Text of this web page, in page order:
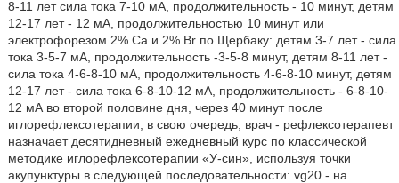
8-11 лет сила тока 7-10 мА, продолжительность - 10 минут, детям
12-17 лет - 12 мА, продолжительностью 10 минут или
электрофорезом 2% Са и 2% Br по Щербаку: детям 3-7 лет - сила
тока 3-5-7 мА, продолжительность -3-5-8 минут, детям 8-11 лет -
сила тока 4-6-8-10 мА, продолжительность 4-6-8-10 минут, детям
12-17 лет - сила тока 6-8-10-12 мА, продолжительность - 6-8-10-
12 мА во второй половине дня, через 40 минут после
иглорефлексотерапии; в свою очередь, врач - рефлексотерапевт
назначает десятидневный ежедневный курс по классической
методике иглорефлексотерапии «У-син», используя точки
акупунктуры в следующей последовательности: vg20 - на